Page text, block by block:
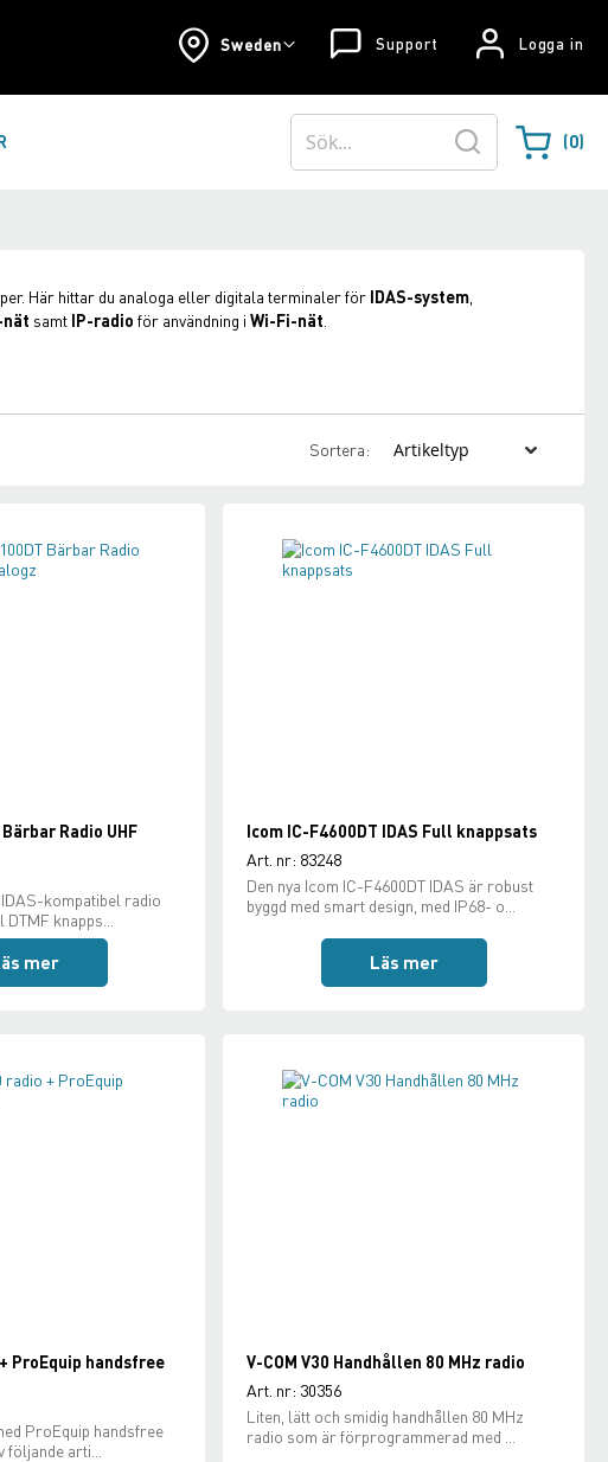
Logga in
Support
Sweden
Varukorgen
0
Sök
Här hittar du analoga eller digitala terminaler för IDAS-system
nät samt IP-radio för användning i Wi-Fi-nät
Sortera
Radio UHF
kompatibel radio
knapps...
mer
Icom IC-F4600DT IDAS Full knappsats
Art. nr: 83248
Den nya Icom IC-F4600DT IDAS är robust
byggd med smart design, med IP68- o...
Läs mer
ProEquip handsfree
ProEquip handsfree
arti...
V-COM V30 Handhållen 80 MHz radio
Art. nr: 30356
Liten, lätt och smidig handhållen 80 MHz
radio som är förprogrammerad med ...